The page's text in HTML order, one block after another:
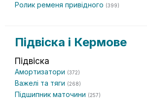
Ролик ременя привідного (399)
Підвіска і Кермове
Підвіска
Амортизатори (372)
Важелі та тяги (268)
Підшипник маточини (257)